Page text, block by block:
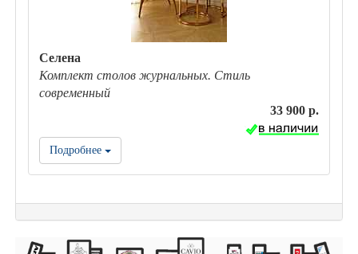
Селена
Комплект столов журнальных. Стиль
современный
33 900 р.
Подробнее